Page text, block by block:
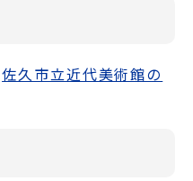
佐久市立近代美術館の